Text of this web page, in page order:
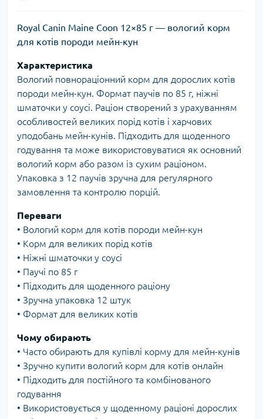
Royal Canin Maine Coon 12×85 г — вологий корм
для котів породи мейн-кун
Характеристика
Вологий повнораціонний корм для дорослих котів
породи мейн-кун. Формат паучів по 85 г, ніжні
шматочки у соусі. Раціон створений з урахуванням
особливостей великих порід котів і харчових
уподобань мейн-кунів. Підходить для щоденного
годування та може використовуватися як основний
вологий корм або разом із сухим раціоном.
Упаковка з 12 паучів зручна для регулярного
замовлення та контролю порцій.
Переваги
• Вологий корм для котів породи мейн-кун
• Корм для великих порід котів
• Ніжні шматочки у соусі
• Паучі по 85 г
• Підходить для щоденного раціону
• Зручна упаковка 12 штук
• Формат для великих котів
Чому обирають
• Часто обирають для купівлі корму для мейн-кунів
• Зручно купити вологий корм для котів онлайн
• Підходить для постійного та комбінованого
годування
• Використовується у щоденному раціоні дорослих